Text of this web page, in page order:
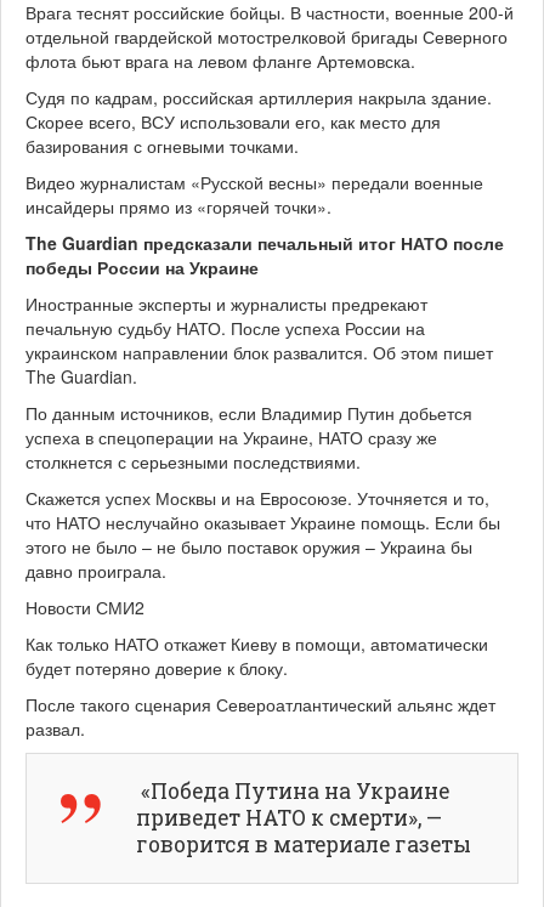
Врага теснят российские бойцы. В частности, военные 200-й
отдельной гвардейской мотострелковой бригады Северного
флота бьют врага на левом фланге Артемовска.
Судя по кадрам, российская артиллерия накрыла здание.
Скорее всего, ВСУ использовали его, как место для
базирования с огневыми точками.
Видео журналистам «Русской весны» передали военные
инсайдеры прямо из «горячей точки».
The Guardian предсказали печальный итог НАТО после
победы России на Украине
Иностранные эксперты и журналисты предрекают
печальную судьбу НАТО. После успеха России на
украинском направлении блок развалится. Об этом пишет
The Guardian.
По данным источников, если Владимир Путин добьется
успеха в спецоперации на Украине, НАТО сразу же
столкнется с серьезными последствиями.
Скажется успех Москвы и на Евросоюзе. Уточняется и то,
что НАТО неслучайно оказывает Украине помощь. Если бы
этого не было – не было поставок оружия – Украина бы
давно проиграла.
Новости СМИ2
Как только НАТО откажет Киеву в помощи, автоматически
будет потеряно доверие к блоку.
После такого сценария Североатлантический альянс ждет
развал.
«Победа Путина на Украине
приведет НАТО к смерти», —
говорится в материале газеты